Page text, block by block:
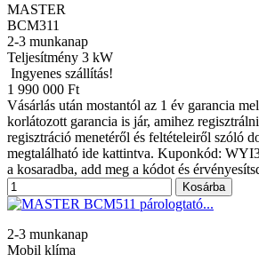
MASTER
BCM311
2-3 munkanap
Teljesítmény 3 kW
Ingyenes szállítás!
1 990 000 Ft
Vásárlás után mostantól az 1 év garancia
korlátozott garancia is jár, amihez
regisztráció menetéről és feltételeiről szóló
megtalálható ide kattintva. Kuponkód:
a kosaradba, add meg a kódot és
Kosárba
2-3 munkanap
Mobil klíma